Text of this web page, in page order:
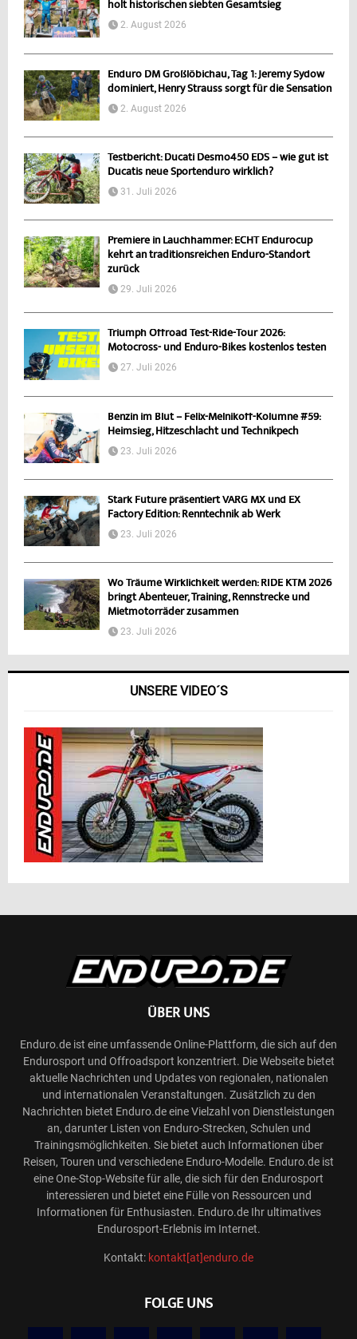
holt historischen siebten Gesamtsieg
2. August 2026
Enduro DM Großlöbichau, Tag 1: Jeremy Sydow
dominiert, Henry Strauss sorgt für die Sensation
2. August 2026
Testbericht: Ducati Desmo450 EDS – wie gut ist
Ducatis neue Sportenduro wirklich?
31. Juli 2026
Premiere in Lauchhammer: ECHT Endurocup
kehrt an traditionsreichen Enduro-Standort
zurück
29. Juli 2026
Triumph Offroad Test-Ride-Tour 2026:
Motocross- und Enduro-Bikes kostenlos testen
27. Juli 2026
Benzin im Blut – Felix-Melnikoff-Kolumne #59:
Heimsieg, Hitzeschlacht und Technikpech
23. Juli 2026
Stark Future präsentiert VARG MX und EX
Factory Edition: Renntechnik ab Werk
23. Juli 2026
Wo Träume Wirklichkeit werden: RIDE KTM 2026
bringt Abenteuer, Training, Rennstrecke und
Mietmotorräder zusammen
23. Juli 2026
UNSERE VIDEO´S
ÜBER UNS
Enduro.de ist eine umfassende Online-Plattform, die sich auf den
Endurosport und Offroadsport konzentriert. Die Webseite bietet
aktuelle Nachrichten und Updates von regionalen, nationalen
und internationalen Veranstaltungen. Zusätzlich zu den
Nachrichten bietet Enduro.de eine Vielzahl von Dienstleistungen
an, darunter Listen von Enduro-Strecken, Schulen und
Trainingsmöglichkeiten. Sie bietet auch Informationen über
Reisen, Touren und verschiedene Enduro-Modelle. Enduro.de ist
eine One-Stop-Website für alle, die sich für den Endurosport
interessieren und bietet eine Fülle von Ressourcen und
Informationen für Enthusiasten. Enduro.de Ihr ultimatives
Endurosport-Erlebnis im Internet.
Kontakt: kontakt[at]enduro.de
FOLGE UNS